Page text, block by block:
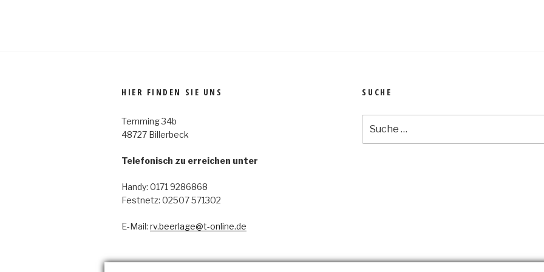
HIER FINDEN SIE UNS
Temming 34b
48727 Billerbeck
Telefonisch zu erreichen unter
Handy: 0171 9286868
Festnetz: 02507 571302
E-Mail: rv.beerlage@t-online.de
SUCHE
nach: